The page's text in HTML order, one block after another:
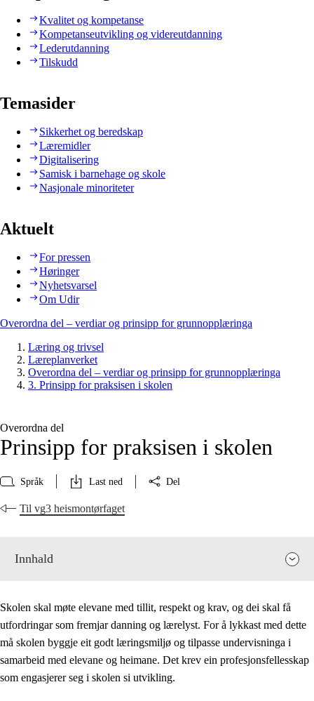
Kvalitet og kompetanse
Kompetanseutvikling og videreutdanning
Lederutdanning
Tilskudd
Temasider
Sikkerhet og beredskap
Læremidler
Digitalisering
Samisk i barnehage og skole
Nasjonale minoriteter
Aktuelt
For pressen
Høringer
Nyhetsvarsel
Om Udir
Overordna del – verdiar og prinsipp for grunnopplæringa
Læring og trivsel
Læreplanverket
Overordna del – verdiar og prinsipp for grunnopplæringa
3. Prinsipp for praksisen i skolen
Overordna del
Prinsipp for praksisen i skolen
Språk Last ned Del
Til vg3 heismontørfaget
Innhald
Skolen skal møte elevane med tillit, respekt og krav, og dei skal få
utfordringar som fremjar danning og lærelyst. For å lykkast med dette
må skolen byggje eit godt læringsmiljø og tilpasse undervisninga i
samarbeid med elevane og heimane. Det krev ein profesjonsfellesskap
som engasjerer seg i skolen si utvikling.